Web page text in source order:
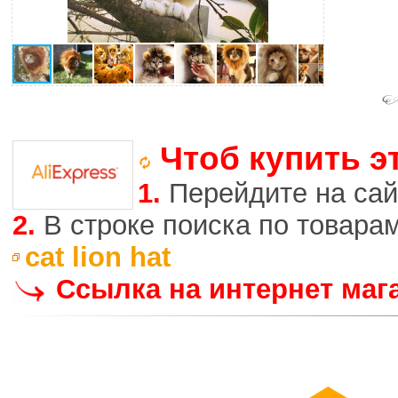
Чтоб купить
1. Перейдите на
2. В строке поиска по
cat lion hat
Ссылка на интернет